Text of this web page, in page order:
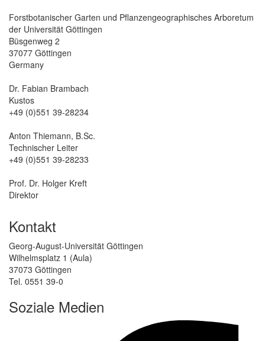
Forstbotanischer Garten und Pflanzengeographisches Arboretum
der Universität Göttingen
Büsgenweg 2
37077 Göttingen
Germany
Dr. Fabian Brambach
Kustos
+49 (0)551 39-28234
Anton Thiemann, B.Sc.
Technischer Leiter
+49 (0)551 39-28233
Prof. Dr. Holger Kreft
Direktor
Kontakt
Georg-August-Universität Göttingen
Wilhelmsplatz 1 (Aula)
37073 Göttingen
Tel. 0551 39-0
Soziale Medien